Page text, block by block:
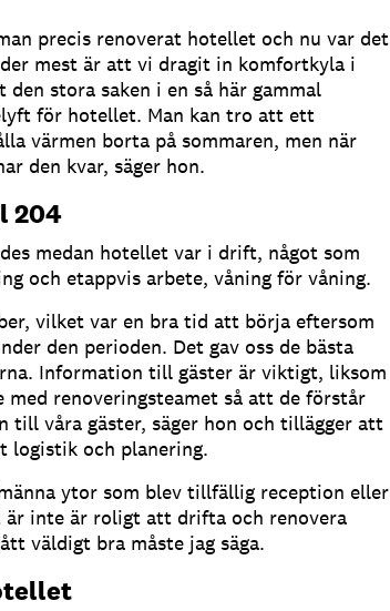
precis renoverat hotellet och nu var det
mest är att vi dragit in komfortkyla i
den stora saken i en så här gammal
för hotellet. Man kan tro att ett
värmen borta på sommaren, men när
den kvar, säger hon.
204
medan hotellet var i drift, något som
och etappvis arbete, våning för våning.
vilket var en bra tid att börja eftersom
den perioden. Det gav oss de bästa
Information till gäster är viktigt, liksom
renoveringsteamet så att de förstår
till våra gäster, säger hon och tillägger att
logistik och planering.
ytor som blev tillfällig reception eller
är inte är roligt att drifta och renovera
väldigt bra måste jag säga.